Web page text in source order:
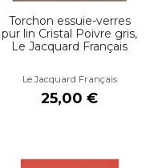
Torchon essuie-verres
pur lin Cristal Poivre gris,
Le Jacquard Français
Le Jacquard Français
25,00 €